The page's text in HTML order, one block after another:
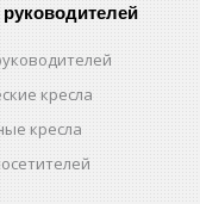
кресла
кресла